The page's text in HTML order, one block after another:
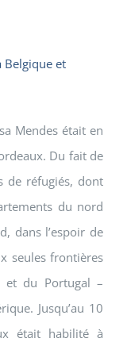
Belgique et
Mendes était en
Du fait de
de réfugiés, dont
du nord
dans l’espoir de
seules frontières
et du Portugal –
Jusqu’au 10
était habilité à